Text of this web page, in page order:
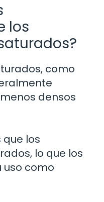
los
como
densos
que los
lo que los
uso como